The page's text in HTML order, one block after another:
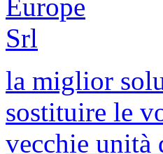
la miglior
sostituire le
vecchie unità